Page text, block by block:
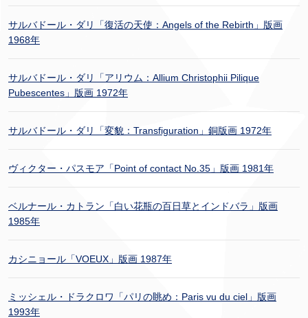
サルバドール・ダリ「復活の天使：Angels of the Rebirth」版画
1968年
サルバドール・ダリ「アリウム：Allium Christophii Pilique
Pubescentes」版画 1972年
サルバドール・ダリ「変貌：Transfiguration」銅版画 1972年
ヴィクター・パスモア「Point of contact No.35」版画 1981年
ベルナール・カトラン「白い花瓶の百日草とインドバラ」版画
1985年
カシニョール「VOEUX」版画 1987年
ミッシェル・ドラクロワ「パリの眺め：Paris vu du ciel」版画
1993年